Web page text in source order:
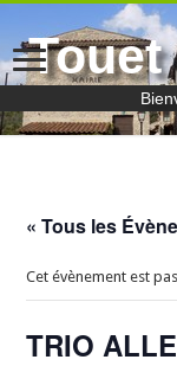
« Tous les
Cet évènement est
TRIO